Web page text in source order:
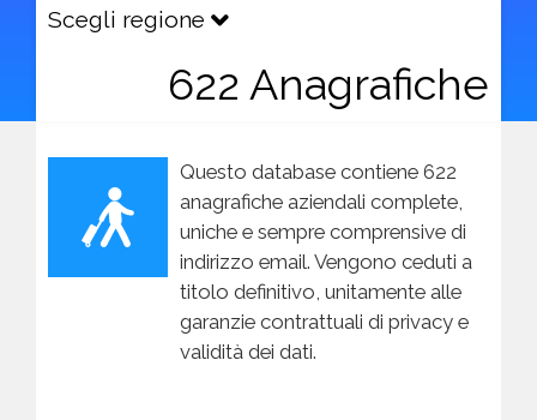
Scegli regione
622 Anagrafiche
Questo database contiene 622
anagrafiche aziendali complete,
uniche e sempre comprensive di
indirizzo email. Vengono ceduti a
titolo definitivo, unitamente alle
garanzie contrattuali di privacy e
validità dei dati.